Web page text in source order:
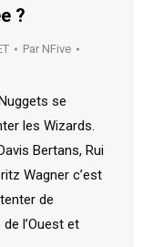
?
Par NFive
se
les Wizards.
Bertans, Rui
Wagner c’est
de
l’Ouest et